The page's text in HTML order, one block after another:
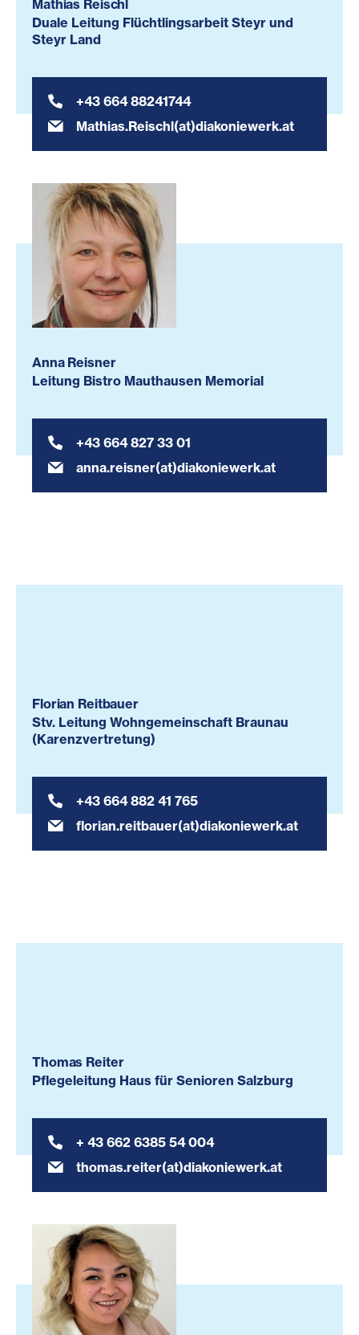
Mathias Reischl
Duale Leitung Flüchtlingsarbeit Steyr und
Steyr Land
+43 664 88241744
Mathias.Reischl(at)diakoniewerk.at
Anna Reisner
Leitung Bistro Mauthausen Memorial
+43 664 827 33 01
anna.reisner(at)diakoniewerk.at
Florian Reitbauer
Stv. Leitung Wohngemeinschaft Braunau
(Karenzvertretung)
+43 664 882 41 765
florian.reitbauer(at)diakoniewerk.at
Thomas Reiter
Pflegeleitung Haus für Senioren Salzburg
+ 43 662 6385 54 004
thomas.reiter(at)diakoniewerk.at